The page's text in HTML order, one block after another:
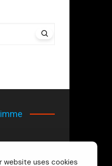
website uses cookies